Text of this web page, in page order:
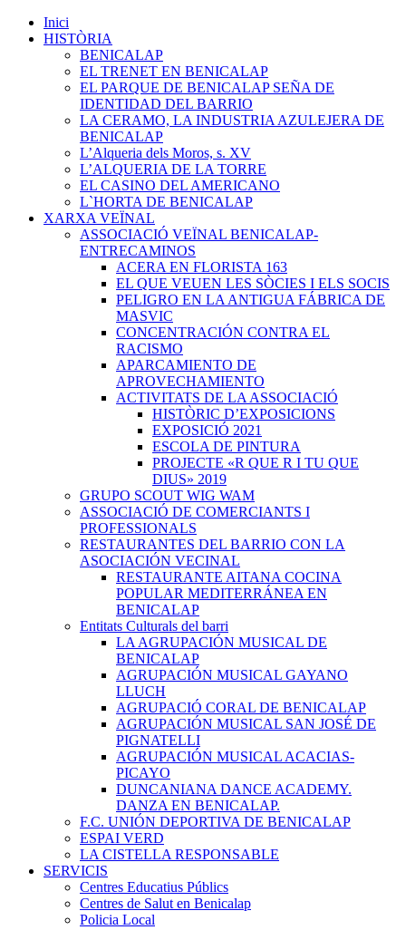
Inici
HISTÒRIA
BENICALAP
EL TRENET EN BENICALAP
EL PARQUE DE BENICALAP SEÑA DE
IDENTIDAD DEL BARRIO
LA CERAMO, LA INDUSTRIA AZULEJERA DE
BENICALAP
L’Alqueria dels Moros, s. XV
L’ALQUERIA DE LA TORRE
EL CASINO DEL AMERICANO
L`HORTA DE BENICALAP
XARXA VEÏNAL
ASSOCIACIÓ VEÏNAL BENICALAP-
ENTRECAMINOS
ACERA EN FLORISTA 163
EL QUE VEUEN LES SÒCIES I ELS SOCIS
PELIGRO EN LA ANTIGUA FÁBRICA DE
MASVIC
CONCENTRACIÓN CONTRA EL
RACISMO
APARCAMIENTO DE
APROVECHAMIENTO
ACTIVITATS DE LA ASSOCIACIÓ
HISTÒRIC D’EXPOSICIONS
EXPOSICIÓ 2021
ESCOLA DE PINTURA
PROJECTE «R QUE R I TU QUE
DIUS» 2019
GRUPO SCOUT WIG WAM
ASSOCIACIÓ DE COMERCIANTS I
PROFESSIONALS
RESTAURANTES DEL BARRIO CON LA
ASOCIACIÓN VECINAL
RESTAURANTE AITANA COCINA
POPULAR MEDITERRÁNEA EN
BENICALAP
Entitats Culturals del barri
LA AGRUPACIÓN MUSICAL DE
BENICALAP
AGRUPACIÓN MUSICAL GAYANO
LLUCH
AGRUPACIÓ CORAL DE BENICALAP
AGRUPACIÓN MUSICAL SAN JOSÉ DE
PIGNATELLI
AGRUPACIÓN MUSICAL ACACIAS-
PICAYO
DUNCANIANA DANCE ACADEMY.
DANZA EN BENICALAP.
F.C. UNIÓN DEPORTIVA DE BENICALAP
ESPAI VERD
LA CISTELLA RESPONSABLE
SERVICIS
Centres Educatius Públics
Centres de Salut en Benicalap
Policia Local